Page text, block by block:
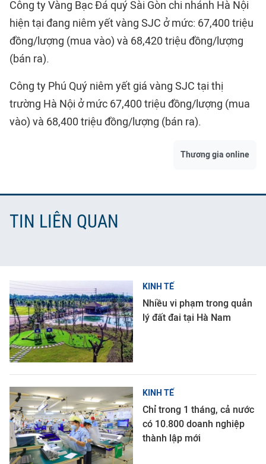
Công ty Vàng Bạc Đá quý Sài Gòn chi nhánh Hà Nội
hiện tại đang niêm yết vàng SJC ở mức: 67,400 triệu
đồng/lượng (mua vào) và 68,420 triệu đồng/lượng
(bán ra).
Công ty Phú Quý niêm yết giá vàng SJC tại thị
trường Hà Nội ở mức 67,400 triệu đồng/lượng (mua
vào) và 68,400 triệu đồng/lượng (bán ra).
Thương gia online
TIN LIÊN QUAN
KINH TẾ
Nhiều vi phạm trong quản
lý đất đai tại Hà Nam
KINH TẾ
Chỉ trong 1 tháng, cả nước
có 10.800 doanh nghiệp
thành lập mới